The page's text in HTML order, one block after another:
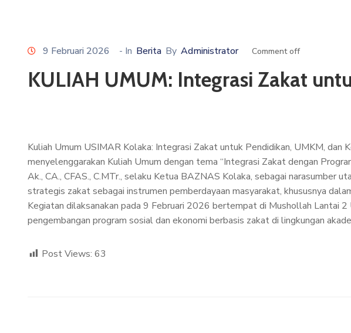
9 Februari 2026 - In Berita By Administrator Comment off
KULIAH UMUM: Integrasi Zakat
Kuliah Umum USIMAR Kolaka: Integrasi Zakat untuk Pendidikan, UMKM,
menyelenggarakan Kuliah Umum dengan tema “Integrasi Zakat dengan
Ak., CA., CFAS., C.MTr., selaku Ketua BAZNAS Kolaka, sebagai narasumber
strategis zakat sebagai instrumen pemberdayaan masyarakat, khususnya
Kegiatan dilaksanakan pada 9 Februari 2026 bertempat di Mushollah Lantai
pengembangan program sosial dan ekonomi berbasis zakat di lingkungan
Post Views: 63